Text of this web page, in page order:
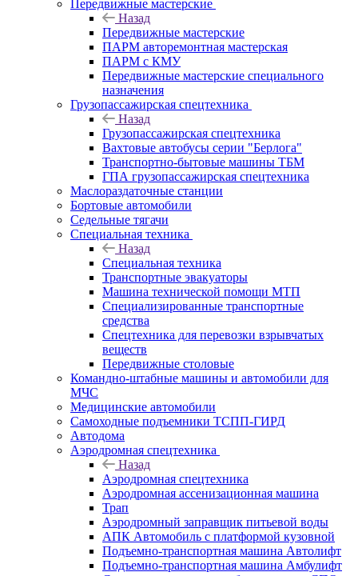
Передвижные мастерские
Назад
Передвижные мастерские
ПАРМ авторемонтная мастерская
ПАРМ с КМУ
Передвижные мастерские специального
назначения
Грузопассажирская спецтехника
Назад
Грузопассажирская спецтехника
Вахтовые автобусы серии "Берлога"
Транспортно-бытовые машины ТБМ
ГПА грузопассажирская спецтехника
Маслораздаточные станции
Бортовые автомобили
Седельные тягачи
Специальная техника
Назад
Специальная техника
Транспортные эвакуаторы
Машина технической помощи МТП
Специализированные транспортные
средства
Спецтехника для перевозки взрывчатых
веществ
Передвижные столовые
Командно-штабные машины и автомобили для
МЧС
Медицинские автомобили
Самоходные подъемники ТСПП-ГИРД
Автодома
Аэродромная спецтехника
Назад
Аэродромная спецтехника
Аэродромная ассенизационная машина
Трап
Аэродромный заправщик питьевой воды
АПК Автомобиль с платформой кузовной
Подъемно-транспортная машина Автолифт
Подъемно-транспортная машина Амбулифт